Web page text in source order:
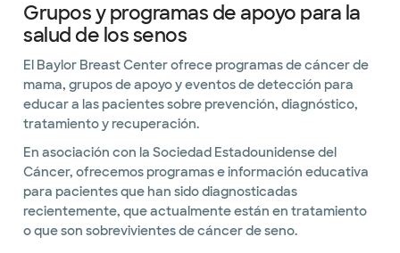
Grupos y programas de apoyo para la
salud de los senos
El Baylor Breast Center ofrece programas de cáncer de
mama, grupos de apoyo y eventos de detección para
educar a las pacientes sobre prevención, diagnóstico,
tratamiento y recuperación.
En asociación con la Sociedad Estadounidense del
Cáncer, ofrecemos programas e información educativa
para pacientes que han sido diagnosticadas
recientemente, que actualmente están en tratamiento
o que son sobrevivientes de cáncer de seno.